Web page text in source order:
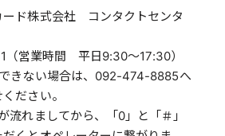
ード株式会社 コンタクトセンタ
（営業時間 平日9:30～17:30）
きない場合は、092-474-8885へ
ださい。
流れましてから、「0」と「＃」